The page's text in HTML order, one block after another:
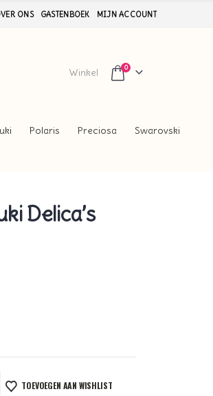
ONS GASTENBOEK MIJN ACCOUNT
Winkel 0
Polaris Preciosa Swarovski
Delica’s
TOEVOEGEN AAN WISHLIST